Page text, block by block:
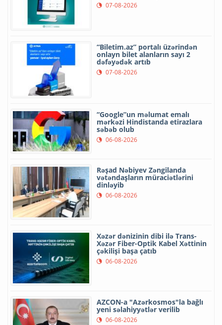
07-08-2026
“Biletim.az” portalı üzərindən
onlayn bilet alanların sayı 2
dəfəyədək artıb
07-08-2026
“Google”un məlumat emalı
mərkəzi Hindistanda etirazlara
səbəb olub
06-08-2026
Rəşad Nəbiyev Zəngilanda
vətəndaşların müraciətlərini
dinləyib
06-08-2026
Xəzər dənizinin dibi ilə Trans-
Xəzər Fiber-Optik Kabel Xəttinin
çəkilişi başa çatıb
06-08-2026
AZCON-a "Azərkosmos"la bağlı
yeni səlahiyyətlər verilib
06-08-2026